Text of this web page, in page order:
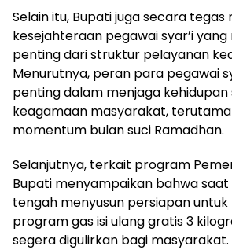
Selain itu, Bupati juga secara
kesejahteraan pegawai syar’i
penting dari struktur pelayanan
Menurutnya, peran para pegawai
penting dalam menjaga kehidupan
keagamaan masyarakat,
momentum bulan suci Ramadhan.
Selanjutnya, terkait program
Bupati menyampaikan bahwa
tengah menyusun persiapan
program gas isi ulang gratis 3
segera digulirkan bagi masyarakat.